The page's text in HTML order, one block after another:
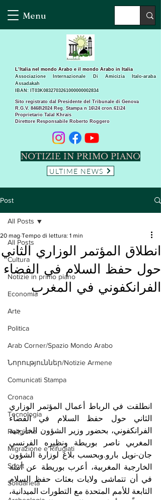
Menu
Sito registrato dal Presidente del Tribunale di Genova
R.G.V. 8468\2024 Reg. Stampa n 16\24 cron.61\24 ​
Proprietario Talal Khrais
Direttore Responsabile Roberto Roggero
L’Italia nel mondo Arabo e il mondo Arabo in Italia
Associazione Internazionale Di Amicizia Italo-araba
Assadakah
IBAN: IT03K0832703261000000002834
NOTIZIE IN PRIMO PIANO
ULTIME NEWS
Post
All Posts
Cultura
Notizie in primo piano
Economia
Arte
Politica
Arab Corner/Spazio Mondo Arabo
Նորություններ/Notizie Armene
Comunicati Stampa
Cronaca
Tecnologia
Religione
Migrazione e Rifugiati
Sport
Solidarietà
All Posts
انطلاق المؤتمر الوزاري الثاني
حول حفظ السلام في الفضاء
الفرانكفوني في المغرب
20 mag Tempo di lettura: 1 min
الفرانكفوني، بحضور وزير الشؤون الخارجية
الخارجية المغربية، أعرب بوريطة عن أمله
في أن تتماشى ولايات بعثات حفظ السلام